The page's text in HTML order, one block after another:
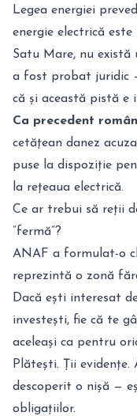
Legea energiei
energie electrică
Satu Mare, nu
a fost probat juridic
că și această pistă e
Ca precedent
cetățean danez
puse la dispoziție
la rețeaua electrică.
Ce ar trebui să reții
”fermă”?
ANAF a formulat-o
reprezintă o zonă
Dacă ești interesat
investești, fie că te
aceleași ca pentru
Plătești. Ții
descoperit o nișă —
obligațiilor.